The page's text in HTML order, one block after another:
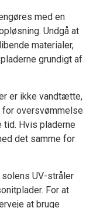
med en
Undgå at
materialer,
grundigt af
er ikke vandtætte,
oversvømmelse
Hvis pladerne
det samme for
UV-stråler
For at
at bruge